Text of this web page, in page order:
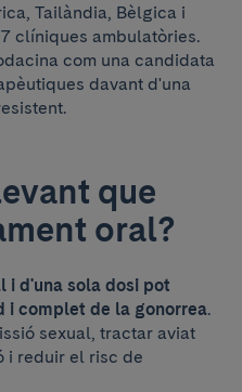
Tailàndia, Bèlgica i
clíniques ambulatòries.
com una candidata
davant d'una
que
oral?
i d'una sola dosi pot
complet de la gonorrea.
sexual, tractar aviat
i reduir el risc de